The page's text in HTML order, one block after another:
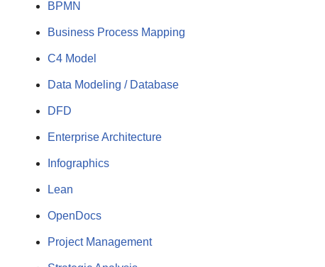
BPMN
Business Process Mapping
C4 Model
Data Modeling / Database
DFD
Enterprise Architecture
Infographics
Lean
OpenDocs
Project Management